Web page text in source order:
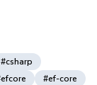
#csharp
#ef-core